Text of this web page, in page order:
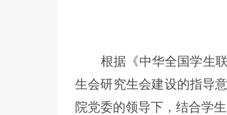
根据《中华全国学生
生会研究生会建设的指导
院党委的领导下，结合学